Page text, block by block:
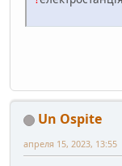
Un Ospite
апреля 15, 2023, 13:55